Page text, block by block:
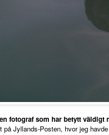
fotograf som har betytt väldigt
Jyllands-Posten, hvor jeg